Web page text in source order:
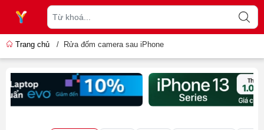
Trang chủ / Rửa đốm camera sau iPhone